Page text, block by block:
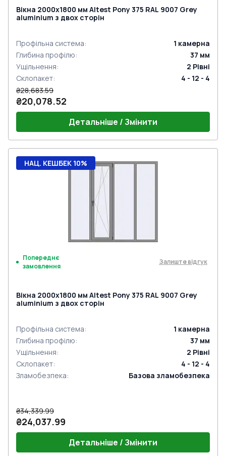
Вікна 2000x1800 мм Altest Pony 375 RAL 9007 Grey
aluminium з двох сторін
Профільна система: 1 камерна
Глибина профілю: 37 мм
Ущільнення: 2 Рівні
Склопакет:
4 - 12 - 4
₴28,683.59
₴20,078.52
Детальніше / Змінити
НАЦ. КЕШБЕК 10%
Попереднє
замовлення
Залиште відгук
Вікна 2000x1800 мм Altest Pony 375 RAL 9007 Grey
aluminium з двох сторін
Профільна система: 1 камерна
Глибина профілю: 37 мм
Ущільнення: 2 Рівні
Склопакет:
4 - 12 - 4
Зламобезпека: Базова зламобезпека
₴34,339.99
₴24,037.99
Детальніше / Змінити